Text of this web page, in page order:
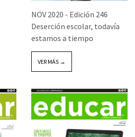
NOV 2020 - Edición 246
Deserción escolar, todavía
estamos a tiempo
VER MÁS →